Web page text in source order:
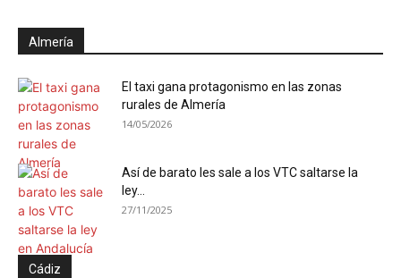
Almería
El taxi gana protagonismo en las zonas
rurales de Almería
14/05/2026
Así de barato les sale a los VTC saltarse la
ley...
27/11/2025
Cádiz